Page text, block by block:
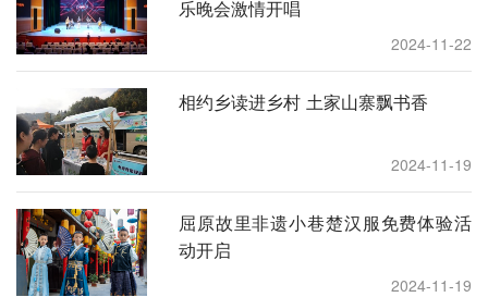
乐晚会激情开唱
2024-11-22
相约乡读进乡村 土家山寨飘书香
2024-11-19
屈原故里非遗小巷楚汉服免费体验活
动开启
2024-11-19